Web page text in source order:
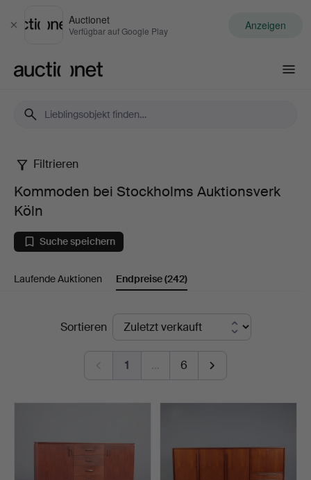
Schließen
Auctionet
Verfügbar auf Google Play Anzeigen
Kommoden
bei
Stockholms
Auktionsverk
Filtrieren
Kommoden bei Stockholms Auktionsverk
Köln
Suche speichern
Laufende Auktionen Endpreise(242)
EndpreiseSortieren
1 … 6